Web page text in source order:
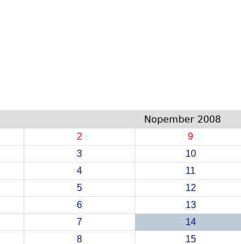
Nopember 2008
2 9
3 10
4 11
5 12
6 13
7 14
8 15